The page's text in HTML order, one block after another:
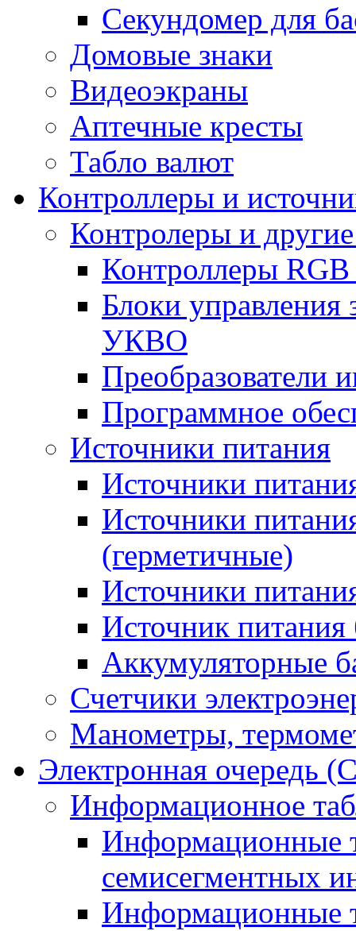
Секундомер для
Домовые знаки
Видеоэкраны
Аптечные кресты
Табло валют
Контроллеры и
Контролеры и
Контроллеры
Блоки
УКВО
Преобразователи
Программное
Источники питания
Источники
Источники
(герметичные)
Источники
Источник
Аккумуляторные
Счетчики
Манометры,
Электронная очередь
Информационное
Информационные
семисегментных
Информационные